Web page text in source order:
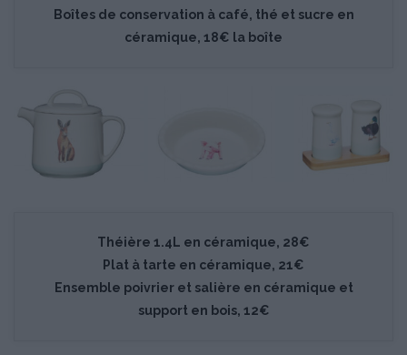
Boîtes de conservation à café, thé et sucre en
céramique, 18€ la boîte
Théière 1.4L en céramique, 28€
Plat à tarte en céramique, 21€
Ensemble poivrier et salière en céramique et
support en bois, 12€